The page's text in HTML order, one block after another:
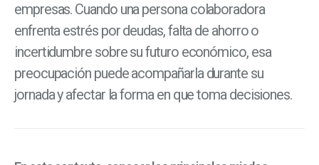
empresas. Cuando una persona colaboradora
enfrenta estrés por deudas, falta de ahorro o
incertidumbre sobre su futuro económico, esa
preocupación puede acompañarla durante su
jornada y afectar la forma en que toma decisiones.